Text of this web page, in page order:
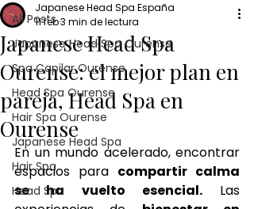
All Posts
Japanese Head Spa Ourense
Spa Capilar Ourense
Head Spa Ourense
Hair Spa Ourense
Japanese Head Spa
Hair Spa
Head Spa
Japanese Head Spa
Ourense: el mejor plan en
pareja, Head Spa en
Ourense
Japanese Head Spa España
11 feb3 min de lectura
En un mundo acelerado, encontrar
espacios para compartir calma
se ha vuelto esencial. Las